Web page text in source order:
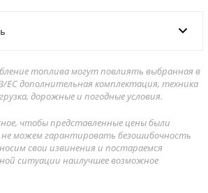
топлива могут повлиять выбранная в
ЕС дополнительная комплектация, техника
дорожные и погодные условия.
чтобы представленные цены были
можем гарантировать безошибочность
свои извинения и постараемся
ситуации наилучшее возможное